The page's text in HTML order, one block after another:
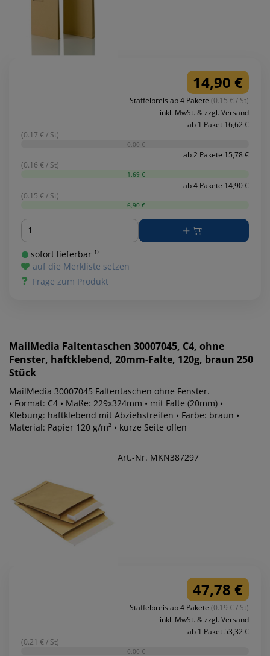
14,90 €
Staffelpreis ab 4 Pakete (0.15 € / St)
inkl. MwSt. & zzgl. Versand
ab 1 Paket 16,62 €
(0.17 € / St)
-0,00 €
ab 2 Pakete 15,78 €
(0.16 € / St)
-1,69 €
ab 4 Pakete 14,90 €
(0.15 € / St)
-6,90 €
Menge
sofort lieferbar ¹⁾
auf die Merkliste setzen
Frage zum Produkt
MailMedia Faltentaschen 30007045, C4, ohne
Fenster, haftklebend, 20mm-Falte, 120g, braun 250
Stück
MailMedia 30007045 Faltentaschen ohne Fenster.
• Format: C4 • Maße: 229x324mm • mit Falte (20mm) •
Klebung: haftklebend mit Abziehstreifen • Farbe: braun •
Material: Papier 120 g/m² • kurze Seite offen
Art.-Nr. MKN387297
47,78 €
Staffelpreis ab 4 Pakete (0.19 € / St)
inkl. MwSt. & zzgl. Versand
ab 1 Paket 53,32 €
(0.21 € / St)
-0,00 €